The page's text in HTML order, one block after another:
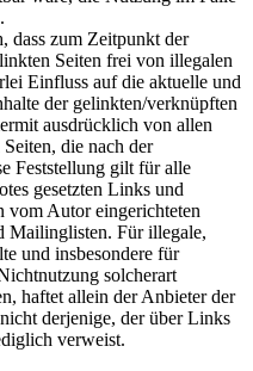
dass zum Zeitpunkt der
Seiten frei von illegalen
Einfluss auf die aktuelle und
der gelinkten/verknüpften
ausdrücklich von allen
die nach der
Feststellung gilt für alle
gesetzten Links und
vom Autor eingerichteten
Mailinglisten. Für illegale,
und insbesondere für
solcherart
haftet allein der Anbieter der
derjenige, der über Links
verweist.